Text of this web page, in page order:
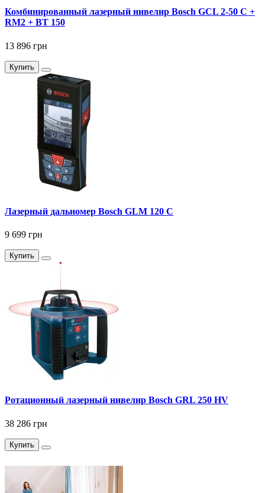
Комбинированный лазерный нивелир Bosch GCL 2-50 C +
RM2 + BT 150
13 896 грн
Купить
Лазерный дальномер Bosch GLM 120 C
9 699 грн
Купить
Ротационный лазерный нивелир Bosch GRL 250 HV
38 286 грн
Купить